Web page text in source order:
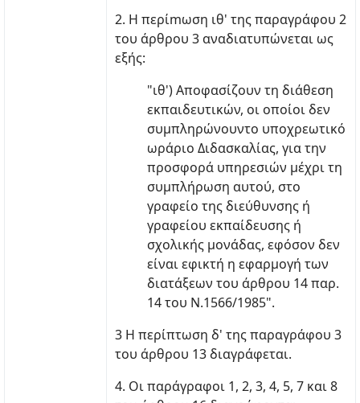
2. Η περίmωση ιθ' της παραγράφου 2
του άρθρου 3 αναδιατυπώνεται ως
εξής:
"ιθ') Αποφασίζουν τη διάθεση
εκπαιδευτικών, οι οποίοι δεν
συμπληρώνουντο υποχρεωτικό
ωράριο Διδασκαλίας, για την
προσφορά υπηρεσιών μέχρι τη
συμπλήρωση αυτού, στο
γραφείο της διεύθυνσης ή
γραφείου εκπαίδευσης ή
σχολικής μονάδας, εφόσον δεν
είναι εφικτή η εφαρμογή των
διατάξεων του άρθρου 14 παρ.
14 του Ν.1566/1985".
3 Η περίπτωση δ' της παραγράφου 3
του άρθρου 13 διαγράφεται.
4. Οι παράγραφοι 1, 2, 3, 4, 5, 7 και 8